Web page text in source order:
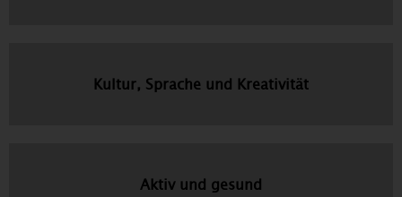
Kultur, Sprache und Kreativität
Aktiv und gesund